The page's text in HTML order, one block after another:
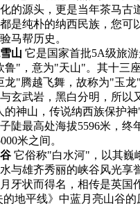
的源头，更是当年茶马古
是纯朴的纳西民族，您可
马帮历史。
山 它是国家首批5A级旅
鲁"，意为"天山"。其十三
龙"腾越飞舞，故称为"玉龙
玄武岩，黑白分明，所以
的神山，传说纳西族保护
陡最高处海拔5596米，终
米之间。
它俗称"白水河"，以其巍
与雄齐秀丽的峡谷风光享
牙状而得名，相传是英国
地平线》中蓝月亮山谷的